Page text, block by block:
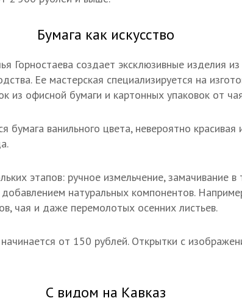
Бумага как искусство
Горностаева создает эксклюзивные изделия
Ее мастерская специализируется на
из офисной бумаги и картонных упаковок от
бумага ванильного цвета, невероятно красивая
этапов: ручное измельчение, замачивание
натуральных компонентов.
чая и даже перемолотых осенних листьев.
от 150 рублей. Открытки с
С видом на Кавказ